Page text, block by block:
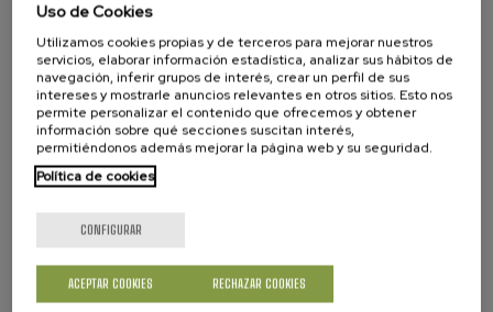
Comisión Consultiva de
Consumo
Comisión Consultiva de
Comercio
Comisión Control de
Publicidad Sanitaria
Comisión Control de
Calidad en la Edificación
Seguimiento del Acuerdo
Consejo Vasco de
Estadística
Comisión Técnica Jurídico-
legislativa de Comercio
Comisión Técnica de
Emakunde
Uso de Cookies
Utilizamos cookies propias y de terceros para mejorar nuestros
servicios, elaborar información estadística, analizar sus hábitos de
navegación, inferir grupos de interés, crear un perfil de sus
intereses y mostrarle anuncios relevantes en otros sitios. Esto nos
permite personalizar el contenido que ofrecemos y obtener
información sobre qué secciones suscitan interés,
permitiéndonos además mejorar la página web y su seguridad.
Política de cookies
CONFIGURAR
RECHAZAR COOKIES
ACEPTAR COOKIES